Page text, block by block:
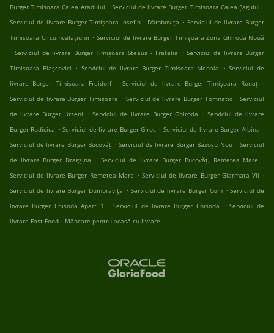
Burger Timișoara Calea Aradului . Serviciul de livrare Burger Timișoara Calea Șagului .
Serviciul de livrare Burger Timișoara Iosefin - Dâmbovița . Serviciul de livrare Burger
Timișoara Circumvalațiunii . Serviciul de livrare Burger Timișoara Zona Ghiroda Nouă
. Serviciul de livrare Burger Timișoara Steaua - Fratelia . Serviciul de livrare Burger
Timișoara Blașcovici . Serviciul de livrare Burger Timișoara Mehala . Serviciul de
livrare Burger Timișoara Freidorf . Serviciul de livrare Burger Timișoara Ronaț .
Serviciul de livrare Burger Timișoara . Serviciul de livrare Burger Tomnatic . Serviciul
de livrare Burger Urseni . Serviciul de livrare Burger Ghiroda . Serviciul de livrare
Burger Rudicica . Serviciul de livrare Burger Giroc . Serviciul de livrare Burger Albina .
Serviciul de livrare Burger Bucovăț . Serviciul de livrare Burger Bazoșu Nou . Serviciul
de livrare Burger Dragșina
. Serviciul de livrare Burger Bucovăț, Remetea Mare
.
Serviciul de livrare Burger Remetea Mare . Serviciul de livrare Burger Giarmata Vii .
Serviciul de livrare Burger Dumbrăvița . Serviciul de livrare Burger Com . Serviciul de
livrare Burger Chișoda Apart 1
. Serviciul de livrare Burger Chișoda . Serviciul de
livrare Fast Food . Mâncare pentru acasă cu livrare